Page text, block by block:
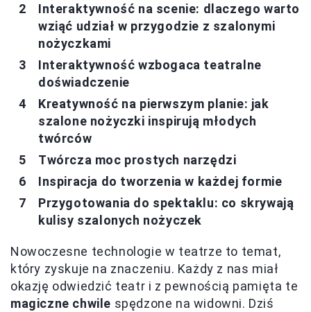
Interaktywność na scenie: dlaczego warto
wziąć udział w przygodzie z szalonymi
nożyczkami
Interaktywność wzbogaca teatralne
doświadczenie
Kreatywność na pierwszym planie: jak
szalone nożyczki inspirują młodych
twórców
Twórcza moc prostych narzędzi
Inspiracja do tworzenia w każdej formie
Przygotowania do spektaklu: co skrywają
kulisy szalonych nożyczek
Nowoczesne technologie w teatrze to temat,
który zyskuje na znaczeniu. Każdy z nas miał
okazję odwiedzić teatr i z pewnością pamięta te
magiczne chwile spędzone na widowni. Dziś